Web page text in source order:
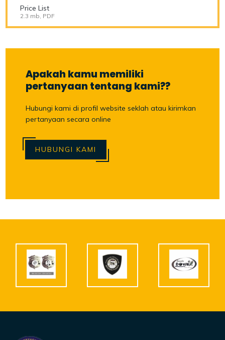
Price List
2.3 mb, PDF
Apakah kamu memiliki
pertanyaan tentang kami??
Hubungi kami di profil website seklah atau kirimkan
pertanyaan secara online
HUBUNGI KAMI